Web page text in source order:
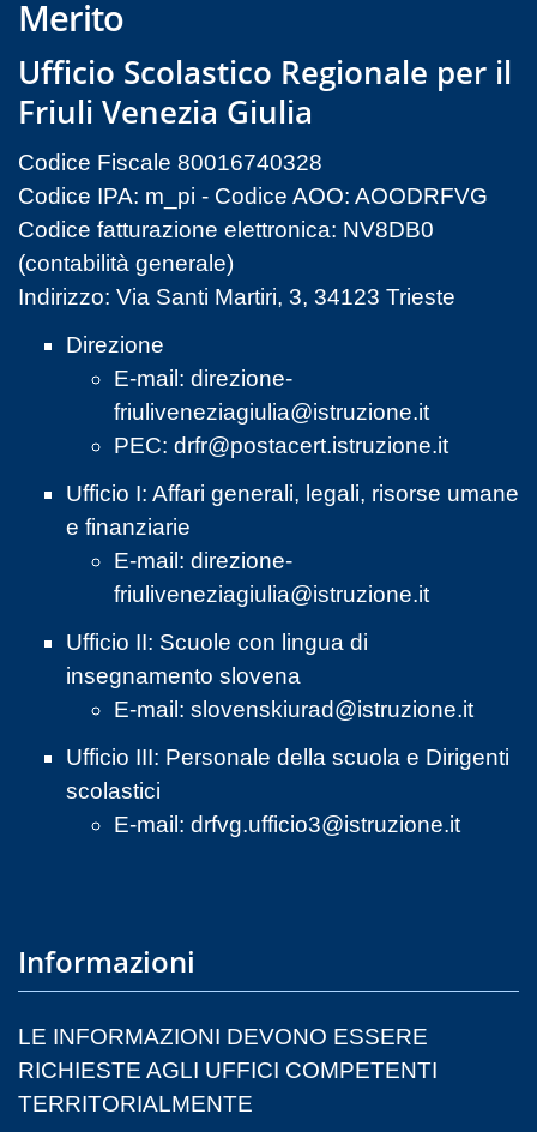
Merito
Ufficio Scolastico Regionale per il
Friuli Venezia Giulia
Codice Fiscale 80016740328
Codice IPA: m_pi - Codice AOO: AOODRFVG
Codice fatturazione elettronica: NV8DB0
(contabilità generale)
Indirizzo: Via Santi Martiri, 3, 34123 Trieste
Direzione
E-mail: direzione-
friuliveneziagiulia@istruzione.it
PEC: drfr@postacert.istruzione.it
Ufficio I: Affari generali, legali, risorse umane
e finanziarie
E-mail: direzione-
friuliveneziagiulia@istruzione.it
Ufficio II: Scuole con lingua di
insegnamento slovena
E-mail: slovenskiurad@istruzione.it
Ufficio III: Personale della scuola e Dirigenti
scolastici
E-mail: drfvg.ufficio3@istruzione.it
Informazioni
LE INFORMAZIONI DEVONO ESSERE
RICHIESTE AGLI UFFICI COMPETENTI
TERRITORIALMENTE